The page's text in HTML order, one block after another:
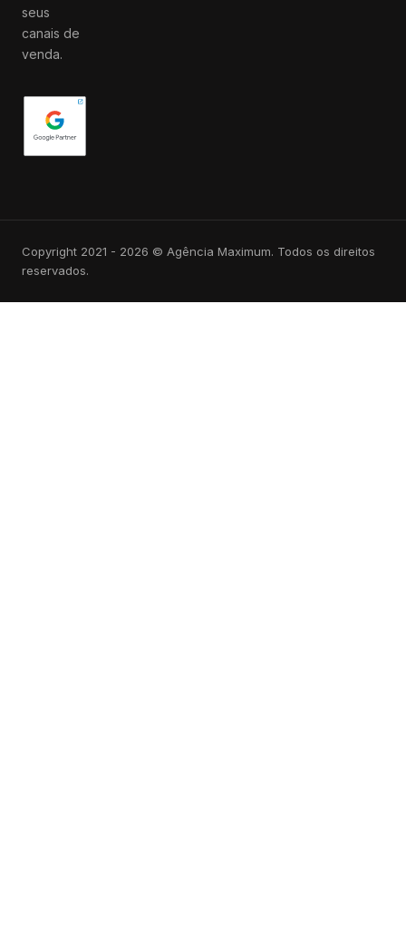
seus
canais de
venda.
Copyright 2021 - 2026 © Agência Maximum. Todos os direitos
reservados.